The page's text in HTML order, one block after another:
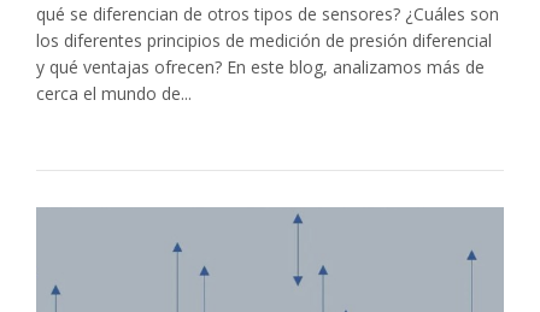
qué se diferencian de otros tipos de sensores? ¿Cuáles son
los diferentes principios de medición de presión diferencial
y qué ventajas ofrecen? En este blog, analizamos más de
cerca el mundo de...